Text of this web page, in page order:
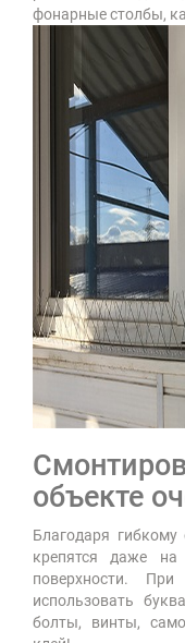
фонарные столбы,
объекте
Благодаря
крепятся даже на
поверхности.
использовать
болты, винты,